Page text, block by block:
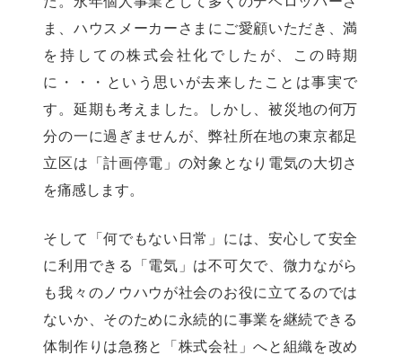
ま、ハウスメーカーさまにご愛顧いただき、満
を持しての株式会社化でしたが、この時期
に・・・という思いが去来したことは事実で
す。延期も考えました。しかし、被災地の何万
分の一に過ぎませんが、弊社所在地の東京都足
立区は「計画停電」の対象となり電気の大切さ
を痛感します。
そして「何でもない日常」には、安心して安全
に利用できる「電気」は不可欠で、微力ながら
も我々のノウハウが社会のお役に立てるのでは
ないか、そのために永続的に事業を継続できる
体制作りは急務と「株式会社」へと組織を改め